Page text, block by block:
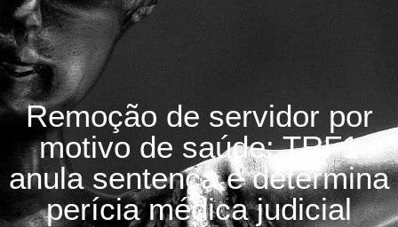
Remoção de servidor por
motivo de saúde: TRF1
anula sentença e determina
perícia médica judicial